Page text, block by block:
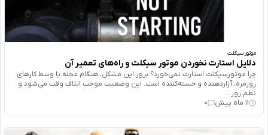
موتور سیکلت
دلایل استارت نخوردن موتور سیکلت و راه‌های تعمیر آن
چرا موتورسیکلت استارت نمی‌خورد؟ بروز این مشکل، هنگام عجله یا وسط کارهای
روزمره، آزاردهنده و خسته‌کننده است. این وضعیت موجب اتلاف وقت می‌شود و
نظم روز...
11 ماه پیش
0